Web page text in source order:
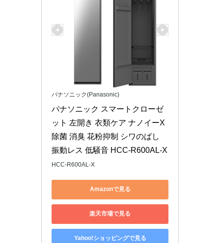
パナソニック(Panasonic)
パナソニック スマートクローゼ
ット 左開き 衣類ケア ナノイーX
除菌 消臭 花粉抑制 シワのばし
振動レス 低騒音 HCC-R600AL-X
HCC-R600AL-X
Amazonで見る
楽天市場で見る
Yahoo!ショッピングで見る